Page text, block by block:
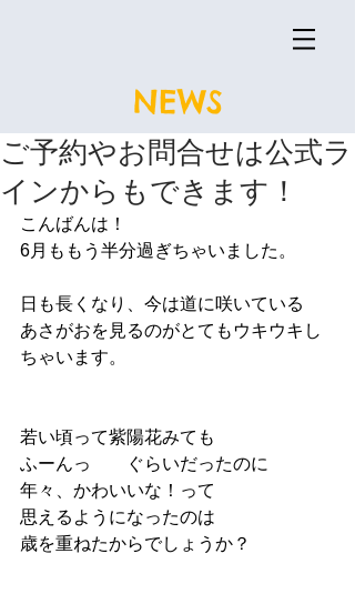
NEWS
ご予約やお問合せは公式ラ
インからもできます！
こんばんは！
6月ももう半分過ぎちゃいました。
日も長くなり、今は道に咲いている
あさがおを見るのがとてもウキウキし
ちゃいます。
若い頃って紫陽花みても
ふーんっ　　ぐらいだったのに
年々、かわいいな！って
思えるようになったのは
歳を重ねたからでしょうか？